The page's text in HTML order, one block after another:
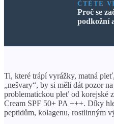
ČTĚTE
Proč se
podkožní
Ti, které trápí vyrážky, matná
„nešvary“, by si měli dát pozor
problematickou pleť od korejské
Cream SPF 50+ PA +++. Díky
peptidům, kolagenu, rostlinným